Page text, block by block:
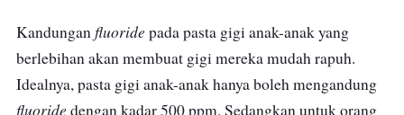
Kandunganfluoride pada pasta gigi anak-anak yang
berlebihan akan membuat gigi mereka mudah rapuh.
Idealnya, pasta gigi anak-anak hanya boleh mengandung
fluoride dengan kadar500 ppm. Sedangkan untuk orang